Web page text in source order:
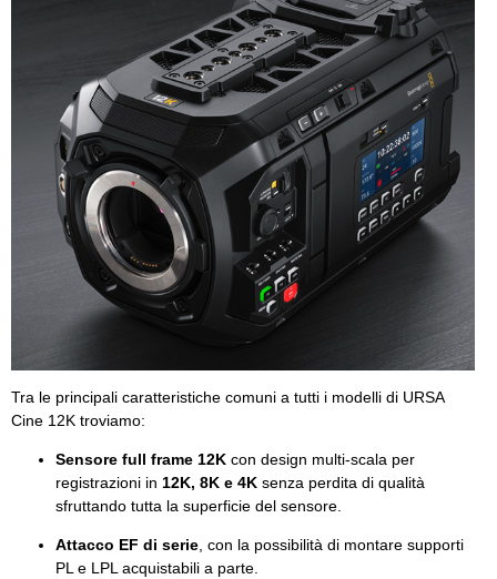
Tra le principali caratteristiche comuni a tutti i modelli di URSA
Cine 12K troviamo:
Sensore full frame 12K con design multi-scala per
registrazioni in 12K, 8K e 4K senza perdita di qualità
sfruttando tutta la superficie del sensore.
Attacco EF di serie , con la possibilità di montare supporti
PL e LPL acquistabili a parte.